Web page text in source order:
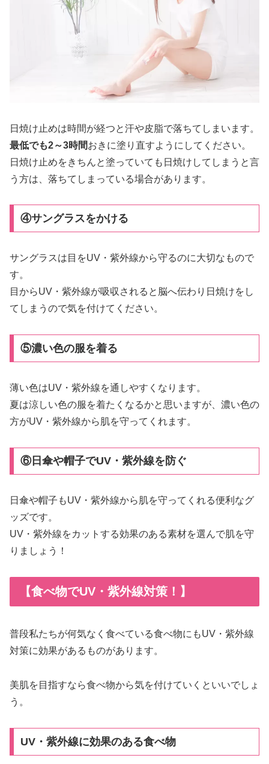
日焼け止めは時間が経つと汗や皮脂で落ちてしまいます。
最低でも2～3時間おきに塗り直すようにしてください。
日焼け止めをきちんと塗っていても日焼けしてしまうと言
う方は、落ちてしまっている場合があります。
④サングラスをかける
サングラスは目をUV・紫外線から守るのに大切なもので
す。
目からUV・紫外線が吸収されると脳へ伝わり日焼けをし
てしまうので気を付けてください。
⑤濃い色の服を着る
薄い色はUV・紫外線を通しやすくなります。
夏は涼しい色の服を着たくなるかと思いますが、濃い色の
方がUV・紫外線から肌を守ってくれます。
⑥日傘や帽子でUV・紫外線を防ぐ
日傘や帽子もUV・紫外線から肌を守ってくれる便利なグ
ッズです。
UV・紫外線をカットする効果のある素材を選んで肌を守
りましょう！
【食べ物でUV・紫外線対策！】
普段私たちが何気なく食べている食べ物にもUV・紫外線
対策に効果があるものがあります。
美肌を目指すなら食べ物から気を付けていくといいでしょ
う。
UV・紫外線に効果のある食べ物